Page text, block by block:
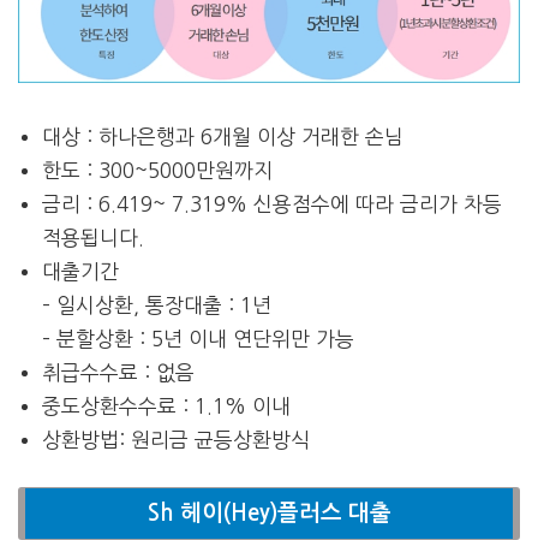
대상 : 하나은행과 6개월 이상 거래한 손님
한도 : 300~5000만원까지
금리 : 6.419~ 7.319% 신용점수에 따라 금리가 차등
적용됩니다.
대출기간
– 일시상환, 통장대출 : 1년
– 분할상환 : 5년 이내 연단위만 가능
취급수수료 : 없음
중도상환수수료 : 1.1% 이내
상환방법: 원리금 균등상환방식
Sh 헤이(Hey)플러스 대출